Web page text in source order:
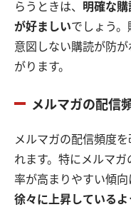
らうときは、 明確な
が好ましいでしょう
意図しない購読が防
がります。
メルマガの配信
メルマガの配信頻度
れます。特にメルマ
率が高まりやすい傾向
徐々に上昇している